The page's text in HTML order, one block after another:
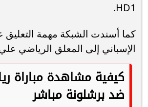
HD1.
كما أسندت الشبكة مهمة التعليق
الإسباني إلى المعلق الرياضي
كيفية مشاهدة مباراة
ضد برشلونة مباشر